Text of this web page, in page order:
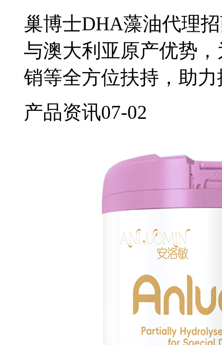
巢博士DHA藻油代理
与澳大利亚原产优势
销等全方位扶持，助
产品资讯07-02